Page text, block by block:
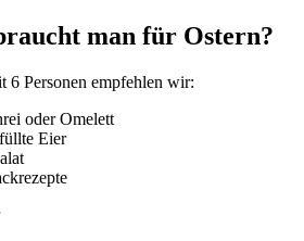
man für Ostern?
6 Personen empfehlen wir:
oder Omelett
Eier